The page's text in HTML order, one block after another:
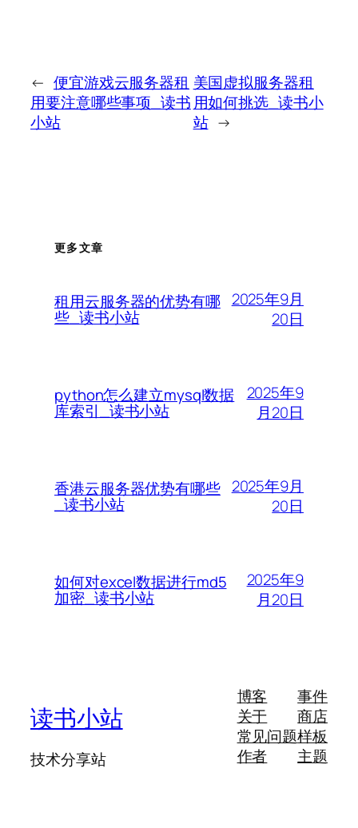
← 便宜游戏云服务器租
用要注意哪些事项_读书
小站
美国虚拟服务器租
用如何挑选_读书小
站 →
更多文章
租用云服务器的优势有哪
些_读书小站
2025年9月
20日
python怎么建立mysql数据
库索引_读书小站
2025年9
月20日
香港云服务器优势有哪些
_读书小站
2025年9月
20日
如何对excel数据进行md5
加密_读书小站
2025年9
月20日
读书小站
技术分享站
博客
关于
常见问题
作者
事件
商店
样板
主题